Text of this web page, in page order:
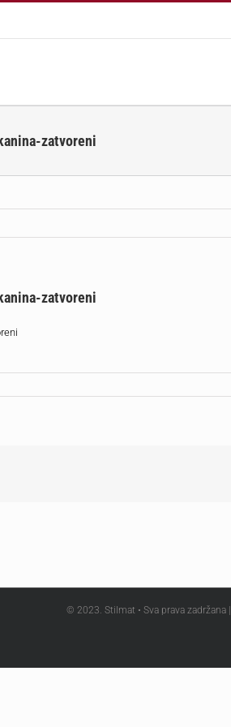
zatvoreni
zatvoreni
© 2023. Stilmat • Sva prava zadržana |